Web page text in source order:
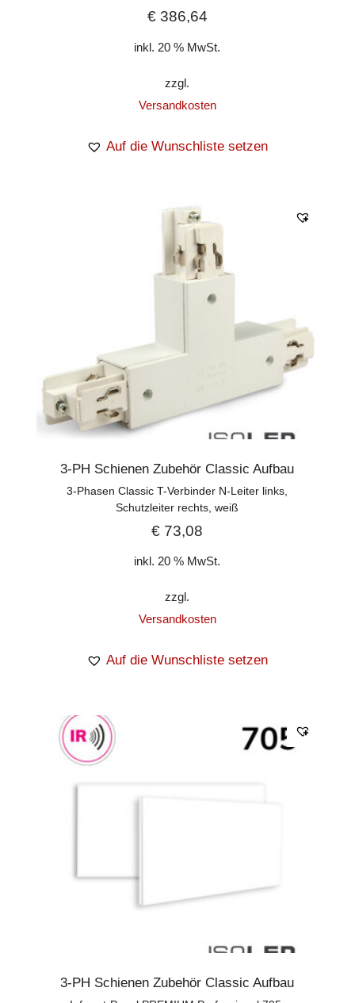
€386,64
inkl. 20 % MwSt.
zzgl.
Versandkosten
Auf die Wunschliste setzen
3-PH Schienen Zubehör Classic Aufbau
3-Phasen Classic T-Verbinder N-Leiter links,
Schutzleiter rechts, weiß
€ 73,08
inkl. 20 % MwSt.
zzgl.
Versandkosten
Auf die Wunschliste setzen
3-PH Schienen Zubehör Classic Aufbau